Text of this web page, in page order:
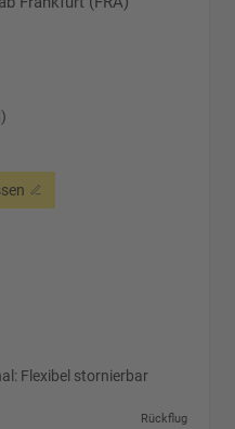
Flexibel stornierbar
Rückflug